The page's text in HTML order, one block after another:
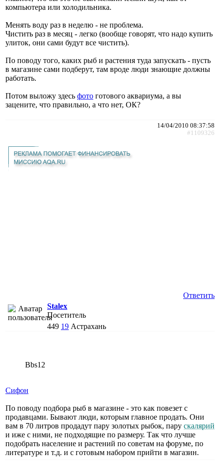
компьютера или холодильника.
Менять воду раз в неделю - не проблема.
Чистить раз в месяц - легко (вообще говорят, что надо купить
улиток, они сами будут все чистить).
По поводу того, каких рыб и растения туда запускать - пусть
в магазине сами подберут, там вроде люди знающие должны
работать.
Потом выложу здесь фото готового аквариума, а вы
зацените, что правильно, а что нет, ОК?
14/04/2010 08:37:58
#1109326
Ответить
Stalex
Посетитель
449 19 Астрахань
Bbs12
Сифон
По поводу подбора рыб в магазине - это как повезет с
продавцами. Бывают люди, которым главное продать. Они
вам в 70 литров продадут пару золотых рыбок, пару скалярий
и иже с ними, не подходящие по размеру. Так что лучше
подобрать население и растений по советам на форуме, по
литературе и т.д. и с готовым набором прийти в магазин.